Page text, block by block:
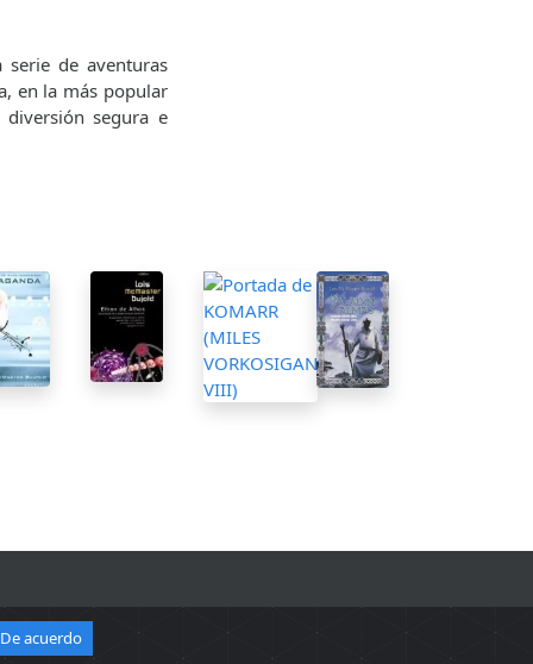
de aventuras
en la más popular
segura e
De acuerdo